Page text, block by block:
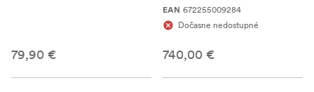
79,90 €
EAN 672255009284
Dočasne nedostupné
740,00 €